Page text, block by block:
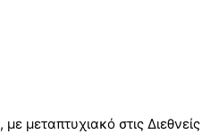
στις Διεθνείς